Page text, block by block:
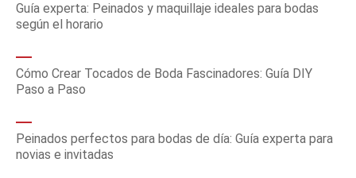
Guía experta: Peinados y maquillaje ideales para bodas
según el horario
Cómo Crear Tocados de Boda Fascinadores: Guía DIY
Paso a Paso
Peinados perfectos para bodas de día: Guía experta para
novias e invitadas